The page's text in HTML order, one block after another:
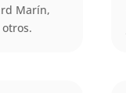
Marín,